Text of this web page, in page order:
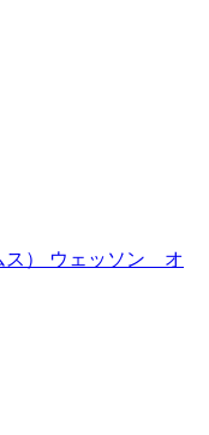
ス） ウェッソン オ